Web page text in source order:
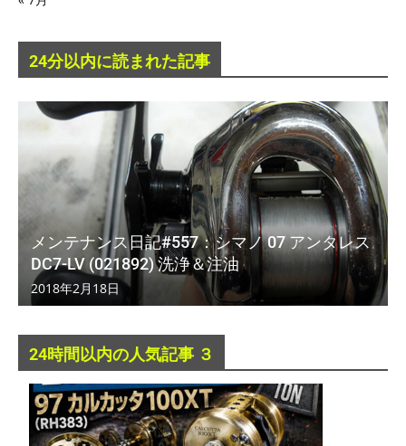
24分以内に読まれた記事
メンテナンス日記#557：シマノ 07 アンタレス
DC7-LV (021892) 洗浄＆注油
2018年2月18日
24時間以内の人気記事 ３